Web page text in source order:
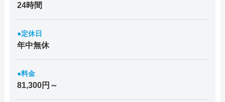
24時間
●定休日
年中無休
●料金
81,300円～